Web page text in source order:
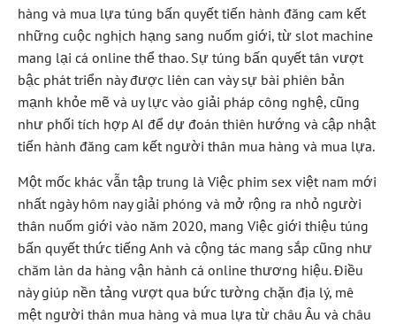
hàng và mua lựa túng bấn quyết tiến hành đăng cam kết
những cuộc nghịch hạng sang nuốm giới, từ slot machine
mang lại cá online thể thao. Sự túng bấn quyết tân vượt
bậc phát triển này được liên can vày sự bài phiên bản
mạnh khỏe mẽ và uy lực vào giải pháp công nghệ, cũng
như phối tích hợp AI để dự đoán thiên hướng và cập nhật
tiến hành đăng cam kết người thân mua hàng và mua lựa.
Một mốc khác vẫn tập trung là Việc phim sex việt nam mới
nhất ngày hôm nay giải phóng và mở rộng ra nhỏ người
thân nuốm giới vào năm 2020, mang Việc giới thiệu túng
bấn quyết thức tiếng Anh và cộng tác mang sắp cũng như
chăm làn da hàng vận hành cá online thương hiệu. Điều
này giúp nền tảng vượt qua bức tường chặn địa lý, mê
mệt người thân mua hàng và mua lựa từ châu Âu và châu